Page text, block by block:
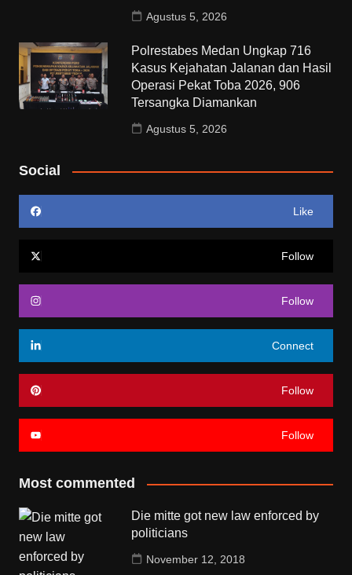
Agustus 5, 2026
Polrestabes Medan Ungkap 716
Kasus Kejahatan Jalanan dan Hasil
Operasi Pekat Toba 2026, 906
Tersangka Diamankan
Agustus 5, 2026
Social
Like
Follow
Follow
Connect
Follow
Follow
Most commented
Die mitte got new law enforced by
politicians
November 12, 2018